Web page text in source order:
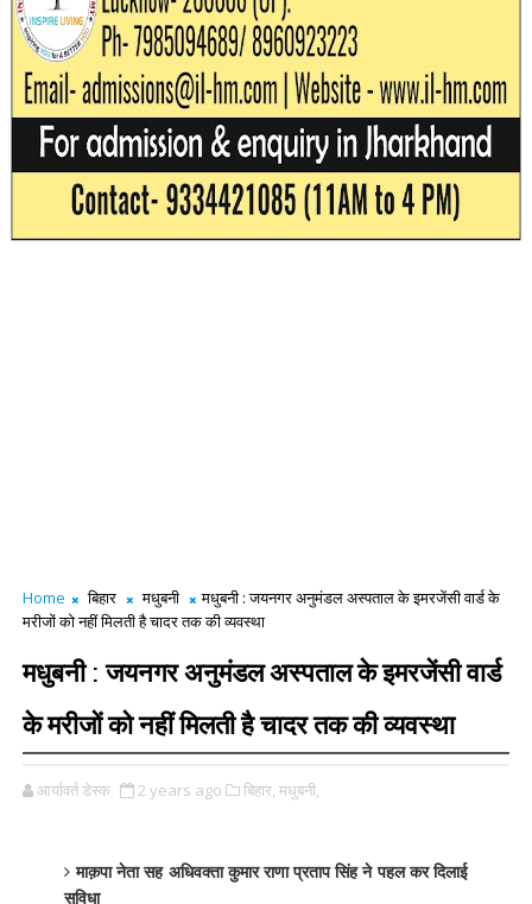
Home बिहार मधुबनी
मधुबनी : जयनगर अनुमंडल अस्पताल के इमरजेंसी वार्ड के
मरीजों को नहीं मिलती है चादर तक की व्यवस्था
मधुबनी : जयनगर अनुमंडल अस्पताल के इमरजेंसी वार्ड
के मरीजों को नहीं मिलती है चादर तक की व्यवस्था
आर्यावर्त डेस्क 2 years ago बिहार, मधुबनी,
माक़पा नेता सह अधिवक्ता कुमार राणा प्रताप सिंह ने पहल कर दिलाई
सुविधा